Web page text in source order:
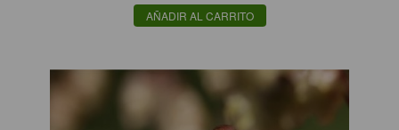
AÑADIR AL CARRITO